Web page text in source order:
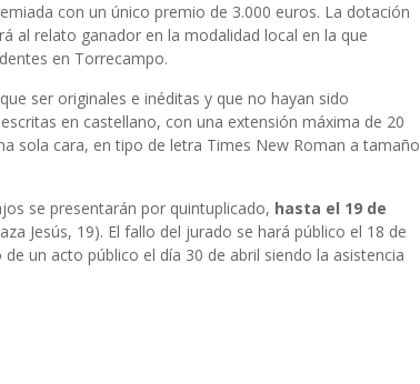
con un único premio de 3.000 euros. La dotación
al relato ganador en la modalidad local en la que
en Torrecampo.
ser originales e inéditas y que no hayan sido
en castellano, con una extensión máxima de 20
sola cara, en tipo de letra Times New Roman a tamaño
se presentarán por quintuplicado, hasta el 19 de
Jesús, 19). El fallo del jurado se hará público el 18 de
un acto público el día 30 de abril siendo la asistencia